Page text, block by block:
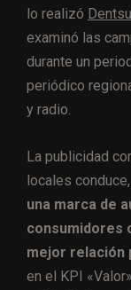
lo realizó
examinó las
durante un
periódico
y radio.
La publicidad
locales
una marca de
consumidores
mejor relación
en el KPI